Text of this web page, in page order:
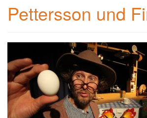
Pettersson und